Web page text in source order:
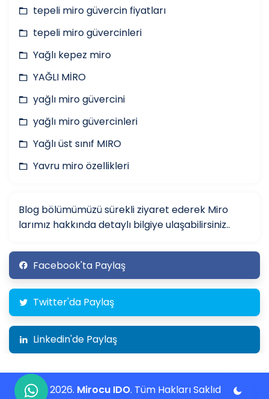
tepeli miro güvercin fiyatları
tepeli miro güvercinleri
Yağlı kepez miro
YAĞLI MİRO
yağlı miro güvercini
yağlı miro güvercinleri
Yağlı üst sınıf MIRO
Yavru miro özellikleri
Blog bölümümüzü sürekli ziyaret ederek Miro
larımız hakkında detaylı bilgiye ulaşabilirsiniz..
Facebook'ta Paylaş
Twitter'da Paylaş
Linkedin'de Paylaş
© 2026. Mirocu IDO. Tüm Hakları Saklıdır.